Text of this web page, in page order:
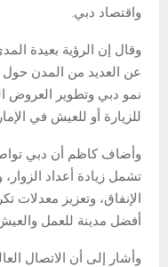
واقتصاد دبي.
وقال إن الرؤية بعيدة
عن العديد من المدن حول
نمو دبي وتطوير العروض
للزيارة أو للعيش في
وأضاف كاظم أن دبي
تشمل زيادة أعداد
الإنفاق، وتعزيز معدلات
أفضل مدينة للعمل
وأشار إلى أن الاتصال